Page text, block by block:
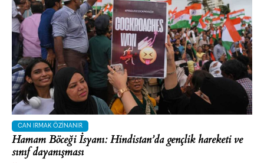
CAN IRMAK ÖZINANIR
Hamam Böceği İsyanı: Hindistan’da gençlik hareketi ve
sınıf dayanışması